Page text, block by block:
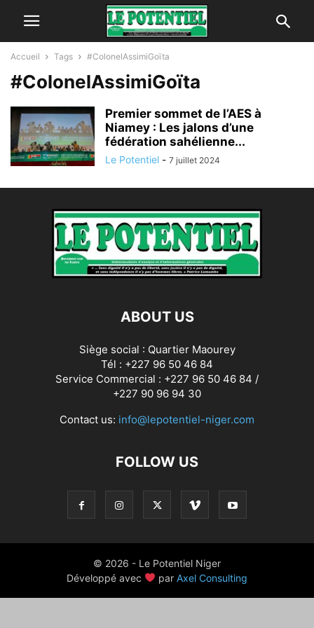
Accueil Tags #ColonelAssimiGoïta
#ColonelAssimiGoïta
Premier sommet de l’AES à
Niamey : Les jalons d’une
fédération sahélienne...
Le Potentiel - 7 juillet 2024
ABOUT US
Siège social : Quartier Maourey
Tél : +227 96 50 46 84
Service Commercial : +227 96 50 46 84 /
+227 90 96 94 30
Contact us: info@lepotentiel-niger.com
FOLLOW US
© 2026 - Le Potentiel Niger
Développé avec
par Axel Consulting